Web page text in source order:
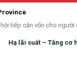
tiếp cận vốn cho người
Hạ lãi suất – Tăng cơ